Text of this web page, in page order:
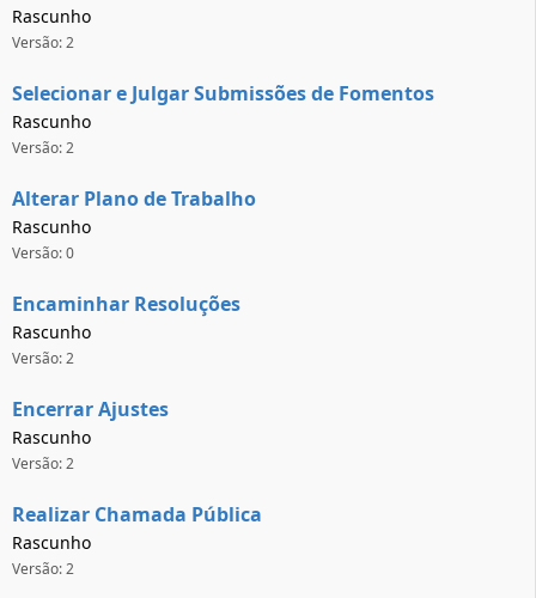
Rascunho
Versão: 2
Selecionar e Julgar Submissões de Fomentos
Rascunho
Versão: 2
Alterar Plano de Trabalho
Rascunho
Versão: 0
Encaminhar Resoluções
Rascunho
Versão: 2
Encerrar Ajustes
Rascunho
Versão: 2
Realizar Chamada Pública
Rascunho
Versão: 2